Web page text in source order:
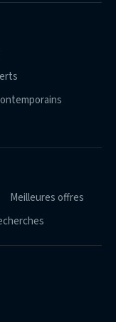
Meilleures offres